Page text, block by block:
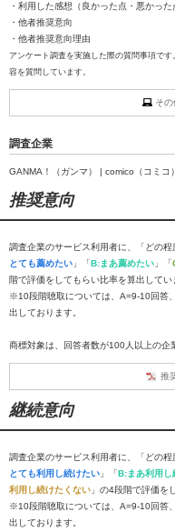
・利用した感想（良かった点・悪かった
・他者推奨意向
・他者推奨意向理由
アンケート調査を実施した際の質問事項で
容を質問しています。
その
調査企業
GANMA！（ガンマ） | comico（コミ
推奨意向
調査企業のサービス利用者に、「どの
とても薦めたい 」「B:まあ薦めたい 」「
階で評価をしてもらい比率を算出してい
※10段階聴取については、A=9-10回答
出しております。
商標対象は、回答者数が100人以上の企
推
継続意向
調査企業のサービス利用者に、「どの
とても利用し続けたい 」「B:まあ利用し
利用し続けたくない 」の4段階で評価を
※10段階聴取については、A=9-10回答
出しております。